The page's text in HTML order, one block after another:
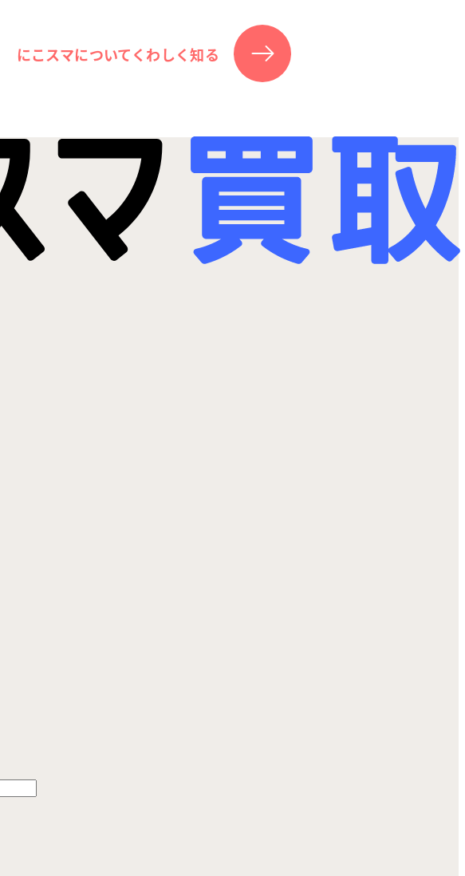
にこスマについてくわしく知る